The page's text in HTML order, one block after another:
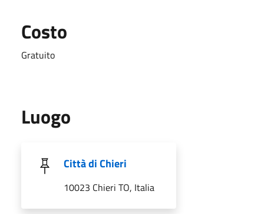
Costo
Gratuito
Luogo
Città di Chieri
10023 Chieri TO, Italia